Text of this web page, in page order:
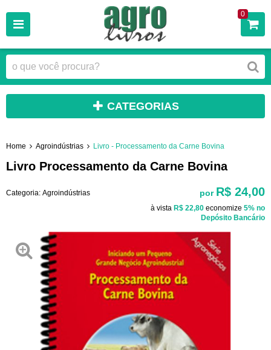
0
CATEGORIAS
Home Agroindústrias Livro - Processamento da Carne Bovina
Livro Processamento da Carne Bovina
Categoria: Agroindústrias por R$ 24,00
à vista R$ 22,80 economize 5% no
Depósito Bancário